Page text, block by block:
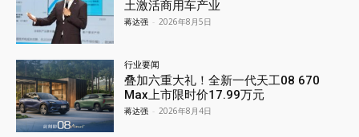
土激活商用车产业
蒋达强 - 2026年8月5日
行业要闻
叠加六重大礼！全新一代天工08 670
Max上市限时价17.99万元
蒋达强 - 2026年8月4日